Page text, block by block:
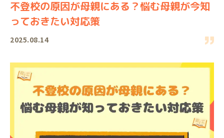
不登校の原因が母親にある？悩む母親が今知
っておきたい対応策
2025.08.14